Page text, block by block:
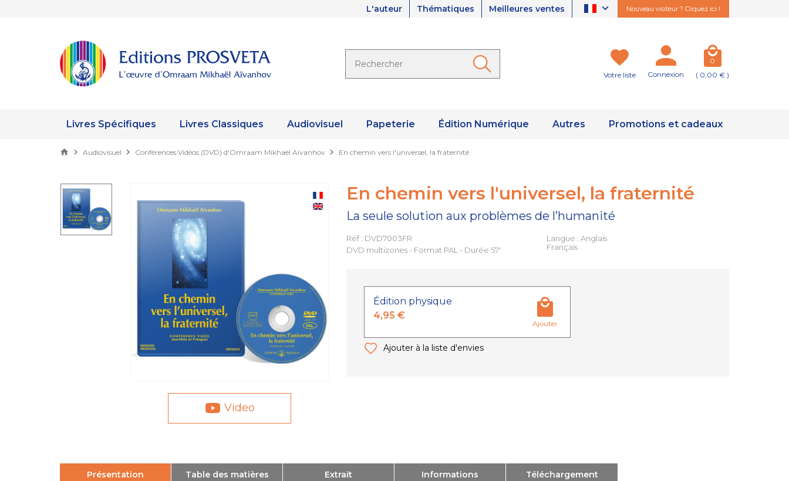
L'auteur Thématiques Meilleures ventes Nouveau visiteur ? Cliquez ici !
Votre liste Connexion
0
( 0,00 € )
Livres Spécifiques Livres Classiques Audiovisuel Papeterie Édition Numérique Autres Promotions et cadeaux
Audiovisuel Conférences Vidéos (DVD) d'Omraam Mikhaël Aïvanhov En chemin vers l'universel, la fraternité
Video
En chemin vers l'universel, la fraternité
La seule solution aux problèmes de l’humanité
Réf : DVD7003FR
DVD multizones - Format PAL - Durée 57'
Langue : Anglais
Français
Édition physique
4,95 €
Ajouter
Ajouter à la liste d'envies
Présentation Table des matières Extrait Informations Téléchargement